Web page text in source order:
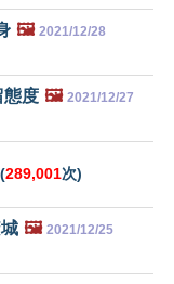
🖼️ 2021/12/28
態度 🖼️ 2021/12/27
(289,001次)
🖼️ 2021/12/25